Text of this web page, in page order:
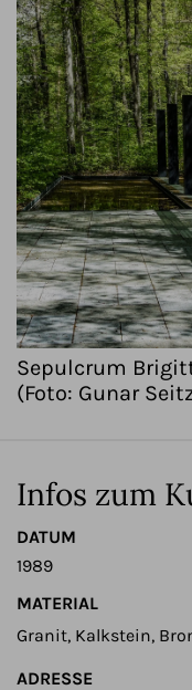
Sepulcrum
(Foto: Gunar
Infos zum
DATUM
1989
MATERIAL
Granit, Kalkstein,
ADRESSE